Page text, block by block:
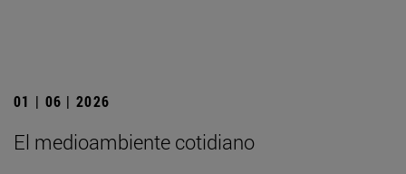
01 | 06 | 2026
El medioambiente cotidiano